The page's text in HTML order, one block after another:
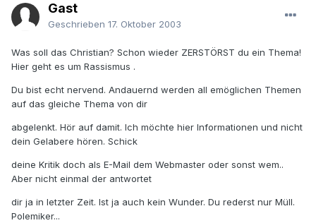
Gast
Geschrieben 17. Oktober 2003
Was soll das Christian? Schon wieder ZERSTÖRST du ein Thema!
Hier geht es um Rassismus .
Du bist echt nervend. Andauernd werden all emöglichen Themen
auf das gleiche Thema von dir
abgelenkt. Hör auf damit. Ich möchte hier Informationen und nicht
dein Gelabere hören. Schick
deine Kritik doch als E-Mail dem Webmaster oder sonst wem..
Aber nicht einmal der antwortet
dir ja in letzter Zeit. Ist ja auch kein Wunder. Du rederst nur Müll.
Polemiker...